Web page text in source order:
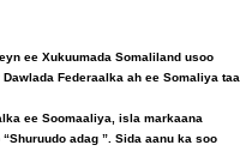
ee Xukuumada Somaliland usoo
Federaalka ah ee Somaliya taa
ee Soomaaliya, isla markaana
adag ”. Sida aanu ka soo